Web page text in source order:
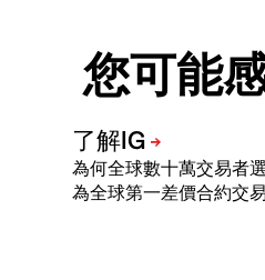
您可能
為何全球數十萬交易者
為全球第一差價合約交